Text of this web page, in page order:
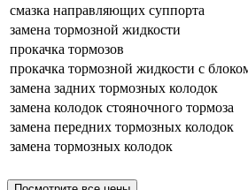
смазка направляющих суппорта
замена тормозной жидкости
прокачка тормозов
прокачка тормозной жидкости с
замена задних тормозных колодок
замена колодок стояночного тормоза
замена передних тормозных колодок
замена тормозных колодок